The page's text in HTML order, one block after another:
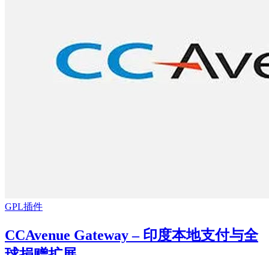
GPL插件
CCAvenue Gateway – 印度本地支付与全